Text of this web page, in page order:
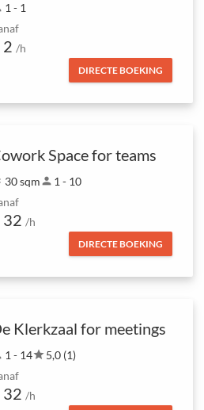
1 - 1
2 /h
DIRECTE BOEKING
Space for teams
30 sqmperson 1 - 10
32 /h
DIRECTE BOEKING
Klerkzaal for meetings
1 - 14star5,0 (1)
32 /h